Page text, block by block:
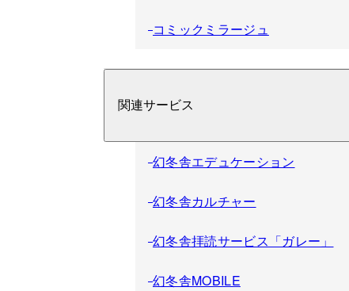
コミックミラージュ
関連サービス
幻冬舎エデュケーション
幻冬舎カルチャー
幻冬舎拝読サービス「ガレー」
幻冬舎MOBILE